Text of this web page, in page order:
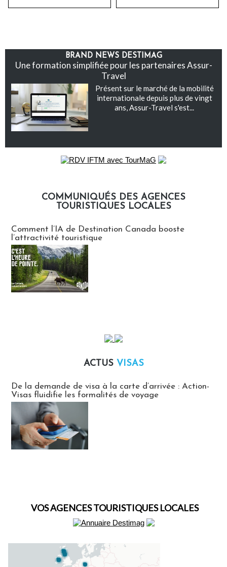
BRAND NEWS DESTIMAG
Une formation simplifiée pour les partenaires Assur-
Travel
Présent sur le marché de la mobilité
internationale depuis plus de vingt
ans, Assur-Travel s'est...
COMMUNIQUÉS DES AGENCES
TOURISTIQUES LOCALES
Comment l’IA de Destination Canada booste
l’attractivité touristique
ACTUS VISAS
De la demande de visa à la carte d’arrivée : Action-
Visas fluidifie les formalités de voyage
VOS AGENCES TOURISTIQUES LOCALES